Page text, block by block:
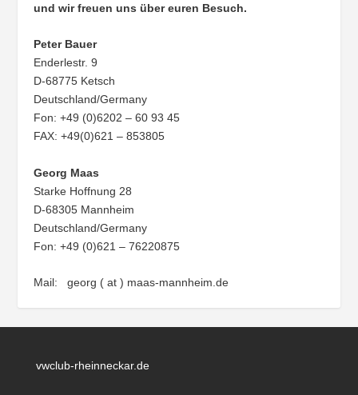
und wir freuen uns über euren Besuch.
Peter Bauer
Enderlestr. 9
D-68775 Ketsch
Deutschland/Germany
Fon: +49 (0)6202 – 60 93 45
FAX: +49(0)621 – 853805
Georg Maas
Starke Hoffnung 28
D-68305 Mannheim
Deutschland/Germany
Fon: +49 (0)621 – 76220875
Mail: georg ( at ) maas-mannheim.de
vwclub-rheinneckar.de